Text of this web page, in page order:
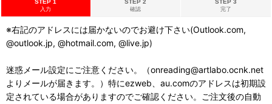
STEP 1
入力
STEP 2
確認
STEP 3
完了
※右記のアドレスには届かないのでお避け下さい(Outlook.com,
@outlook.jp, @hotmail.com, @live.jp)
迷惑メール設定にご注意ください。（onreading@artlabo.ocnk.net
よりメールが届きます。）特にezweb、au.comのアドレスは初期設
定されている場合がありますのでご確認ください。ご注文後の自動